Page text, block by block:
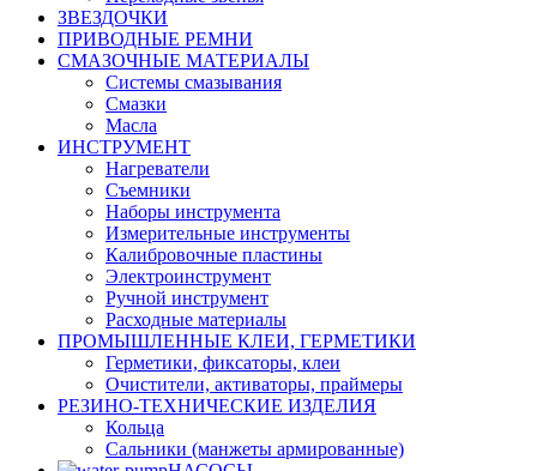
ЗВЕЗДОЧКИ
ПРИВОДНЫЕ РЕМНИ
СМАЗОЧНЫЕ МАТЕРИАЛЫ
Системы смазывания
Смазки
Масла
ИНСТРУМЕНТ
Нагреватели
Съемники
Наборы инструмента
Измерительные инструменты
Калибровочные пластины
Электроинструмент
Ручной инструмент
Расходные материалы
ПРОМЫШЛЕННЫЕ КЛЕИ, ГЕРМЕТИКИ
Герметики, фиксаторы, клеи
Очистители, активаторы, праймеры
РЕЗИНО-ТЕХНИЧЕСКИЕ ИЗДЕЛИЯ
Кольца
Сальники (манжеты армированные)